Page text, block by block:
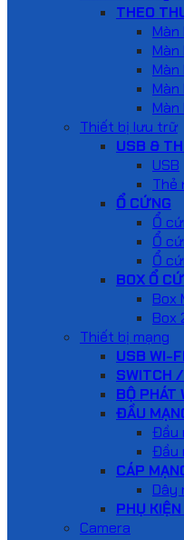
THEO
Màn
Màn
Màn
Thiết bị lưu trữ
USB &
USB
Thẻ
Ổ CỨNG
Ổ
Ổ
Ổ
BOX Ổ
Box
Box
Thiết bị mạng
USB WI-FI
SWITCH
BỘ PHÁT
ĐẦU
Đầu
Đầu
CÁP
Dây
PHỤ
Camera